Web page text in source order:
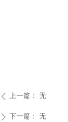
ꄴ 上一篇： 无
ꄲ 下一篇： 无